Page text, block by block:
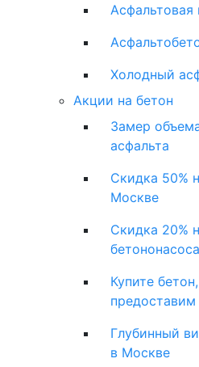
Асфальтовая
Холодный
Акции на бетон
Замер
асфальта
Скидка 50%
Москве
Скидка 20%
Купите
предоставим
Глубинный
в Москве